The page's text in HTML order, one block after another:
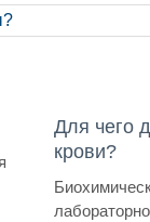
Для чего
крови?